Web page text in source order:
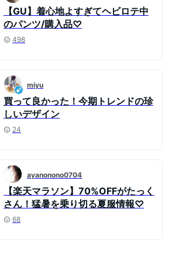
【GU】着心地よすぎてヘビロテ中
のパンツ/購入品♡
498
miyu
買って良かった！今期トレンドの珍
しいデザイン
24
ayanonono0704
【楽天マラソン】70%OFFがたっく
さん！猛暑を乗り切る夏服情報♡
68